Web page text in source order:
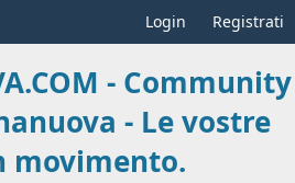
Login Registrati
- Community
- Le vostre
movimento.